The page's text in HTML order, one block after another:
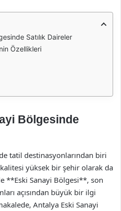
Satılık Daireler
Özellikleri
Bölgesinde
tatil destinasyonlarından biri
kalitesi yüksek bir şehir olarak da
**Eski Sanayi Bölgesi**, son
açısından büyük bir ilgi
Antalya Eski Sanayi